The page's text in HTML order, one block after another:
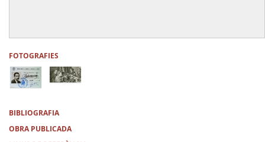
FOTOGRAFIES
BIBLIOGRAFIA
OBRA PUBLICADA